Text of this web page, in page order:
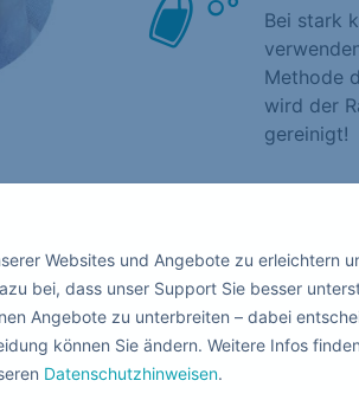
Bei stark
Methode
wird der
gereinigt!
Websites und Angebote zu erleichtern
bei, dass unser Support Sie besser
Angebote zu unterbreiten – dabei
können Sie ändern. Weitere Infos
Datenschutzhinweisen.